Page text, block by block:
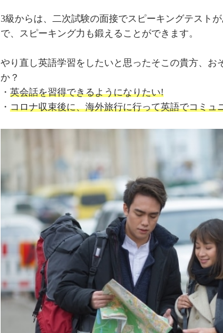
3級からは、二次試験の面接でスピーキングテスト
で、スピーキング力も鍛えることができます。
やり直し英語学習をしたいと思ったそこの貴方、お
か？
・ 英会話を習得できるようになりたい!
・ コロナ収束後に、海外旅行に行って英語でコミュ